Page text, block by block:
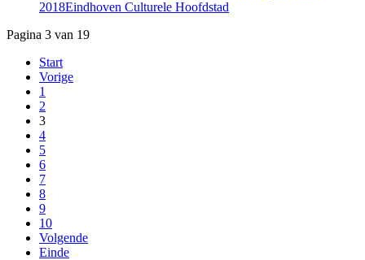
Pagina 3 van 19
Start
Vorige
1
2
3
4
5
6
7
8
9
10
Volgende
Einde